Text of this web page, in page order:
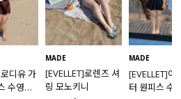
디유 가
수영복
MADE
[EVELLET]로렌즈 셔
링 모노키니
MADE
[EVELLET]아
터 원피스 수